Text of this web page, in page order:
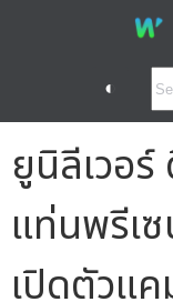
◐
ยูนิลีเวอ
แท่นพรีเ
เปิดตัวแ